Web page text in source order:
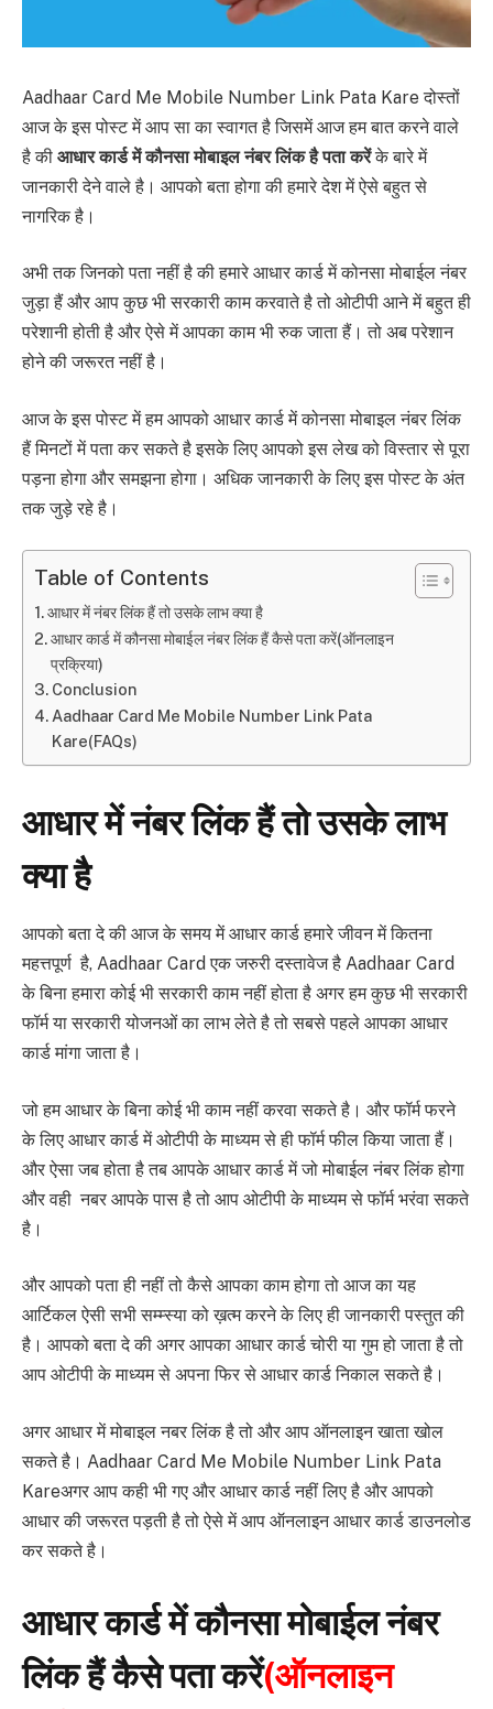
Aadhaar Card Me Mobile Number Link Pata Kare दोस्तों
आज के इस पोस्ट में आप सा का स्वागत है जिसमें आज हम बात करने वाले
है की आधार कार्ड में कौनसा मोबाइल नंबर लिंक है पता करेंके बारे में
जानकारी देने वाले है। आपको बता होगा की हमारे देश में ऐसे बहुत से
नागरिक है।
अभी तक जिनको पता नहीं है की हमारे आधार कार्ड में कोनसा मोबाईल नंबर
जुड़ा हैं और आप कुछ भी सरकारी काम करवाते है तो ओटीपी आने में बहुत ही
परेशानी होती है और ऐसे में आपका काम भी रुक जाता हैं। तो अब परेशान
होने की जरूरत नहीं है।
आज के इस पोस्ट में हम आपको आधार कार्ड में कोनसा मोबाइल नंबर लिंक
हैं मिनटों में पता कर सकते है इसके लिए आपको इस लेख को विस्तार से पूरा
पड़ना होगा और समझना होगा। अधिक जानकारी के लिए इस पोस्ट के अंत
तक जुड़े रहे है।
Table of Contents
आधार में नंबर लिंक हैं तो उसके लाभ क्या है
आधार कार्ड में कौनसा मोबाईल नंबर लिंक हैं कैसे पता करें(ऑनलाइन
प्रक्रिया)
Conclusion
Aadhaar Card Me Mobile Number Link Pata
Kare(FAQs)
आधार में नंबर लिंक हैं तो उसके लाभ
क्या है
आपको बता दे की आज के समय में आधार कार्ड हमारे जीवन में कितना
महत्तपूर्ण है, Aadhaar Card एक जरुरी दस्तावेज है Aadhaar Card
के बिना हमारा कोई भी सरकारी काम नहीं होता है अगर हम कुछ भी सरकारी
फॉर्म या सरकारी योजनओं का लाभ लेते है तो सबसे पहले आपका आधार
कार्ड मांगा जाता है।
जो हम आधार के बिना कोई भी काम नहीं करवा सकते है। और फॉर्म फरने
के लिए आधार कार्ड में ओटीपी के माध्यम से ही फॉर्म फील किया जाता हैं।
और ऐसा जब होता है तब आपके आधार कार्ड में जो मोबाईल नंबर लिंक होगा
और वही नबर आपके पास है तो आप ओटीपी के माध्यम से फॉर्म भरंवा सकते
है।
और आपको पता ही नहीं तो कैसे आपका काम होगा तो आज का यह
आर्टिकल ऐसी सभी सम्म्स्या को ख़त्म करने के लिए ही जानकारी पस्तुत की
है। आपको बता दे की अगर आपका आधार कार्ड चोरी या गुम हो जाता है तो
आप ओटीपी के माध्यम से अपना फिर से आधार कार्ड निकाल सकते है।
अगर आधार में मोबाइल नबर लिंक है तो और आप ऑनलाइन खाता खोल
सकते है। Aadhaar Card Me Mobile Number Link Pata
Kareअगर आप कही भी गए और आधार कार्ड नहीं लिए है और आपको
आधार की जरूरत पड़ती है तो ऐसे में आप ऑनलाइन आधार कार्ड डाउनलोड
कर सकते है।
आधार कार्ड में कौनसा मोबाईल नंबर
लिंक हैं कैसे पता करें(ऑनलाइन